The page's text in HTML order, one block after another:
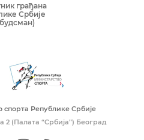
грађана
Србије
спорта Републике Србије
(Палата “Србија”) Београд